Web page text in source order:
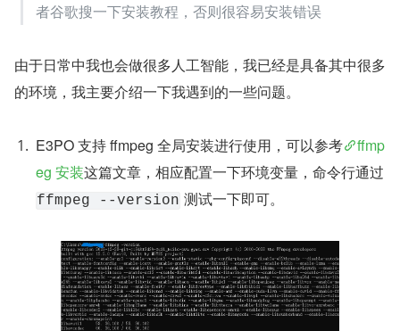
者谷歌搜一下安装教程，否则很容易安装错误
由于日常中我也会做很多人工智能，我已经是具备其中很多
的环境，我主要介绍一下我遇到的一些问题。
E3PO 支持 ffmpeg 全局安装进行使用，可以参考
ffmp
eg 安装
ffmpeg --version 测试一下即可。